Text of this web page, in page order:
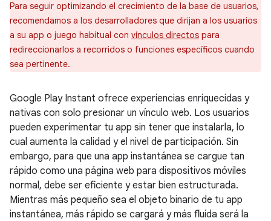
Para seguir optimizando el crecimiento de la base de usuarios,
recomendamos a los desarrolladores que dirijan a los usuarios
a su app o juego habitual con vínculos directos para
redireccionarlos a recorridos o funciones específicos cuando
sea pertinente.
Google Play Instant ofrece experiencias enriquecidas y
nativas con solo presionar un vínculo web. Los usuarios
pueden experimentar tu app sin tener que instalarla, lo
cual aumenta la calidad y el nivel de participación. Sin
embargo, para que una app instantánea se cargue tan
rápido como una página web para dispositivos móviles
normal, debe ser eficiente y estar bien estructurada.
Mientras más pequeño sea el objeto binario de tu app
instantánea, más rápido se cargará y más fluida será la